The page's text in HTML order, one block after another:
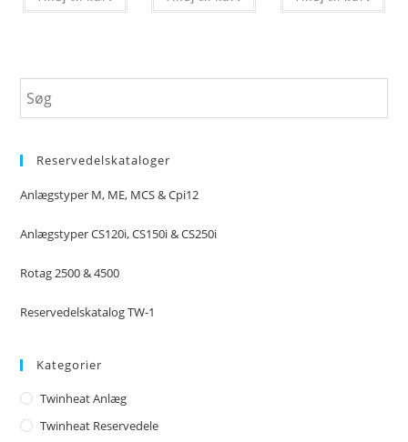
Reservedelskataloger
Anlægstyper M, ME, MCS & Cpi12
Anlægstyper CS120i, CS150i & CS250i
Rotag 2500 & 4500
Reservedelskatalog TW-1
Kategorier
Twinheat Anlæg
Twinheat Reservedele